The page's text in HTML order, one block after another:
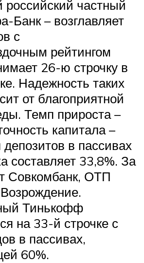
частный
Банк – возглавляет
с
рейтингом
26-ю строчку в
Надежность таких
от благоприятной
Темп прироста –
капитала –
в пассивах
составляет 33,8%. За
Совкомбанк, ОТП
Тинькофф
на 33-й строчке с
в пассивах,
60%.